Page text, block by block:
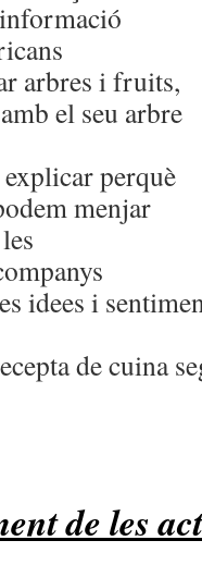
arbres i fruits,
el seu arbre
perquè
menjar
idees i
de cuina
de les